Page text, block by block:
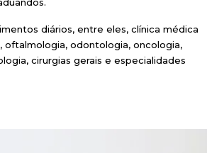
diários, entre eles, clínica médica
oftalmologia, odontologia, oncologia,
cirurgias gerais e especialidades